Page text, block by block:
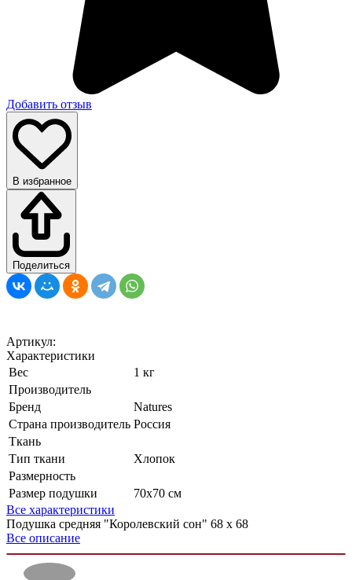
Добавить отзыв
В избранное
Поделиться
Артикул:
Характеристики
Вес
1 кг
Производитель
Бренд
Natures
Страна производитель Россия
Ткань
Тип ткани
Хлопок
Размерность
Размер подушки
70х70 см
Все характеристики
Подушка средняя "Королевский сон" 68 х 68
Все описание